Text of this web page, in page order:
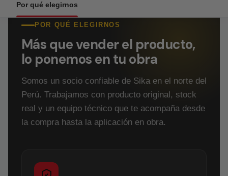
Por qué elegirnos
POR QUÉ ELEGIRNOS
Más que vender el producto,
lo ponemos en tu obra
Somos un socio confiable de Sika en el norte del
Perú. Trabajamos con producto original, stock
real y un equipo técnico que te acompaña desde
la compra hasta la aplicación en obra.